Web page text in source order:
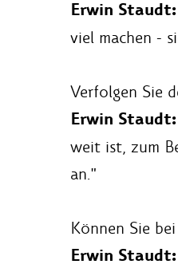
Erwin Staudt:
viel machen -
Verfolgen Sie
Erwin Staudt:
weit ist, zum
an."
Können Sie
Erwin Staudt: